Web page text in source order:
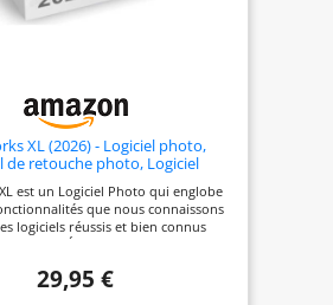
XL (2026) - Logiciel photo,
de retouche photo, Logiciel
- Très facile à utiliser
est un Logiciel Photo qui englobe
que nous connaissons
logiciels réussis et bien connus
photo - Édition d'image! Logiciel
retouche photo est très facile à
29,95 €